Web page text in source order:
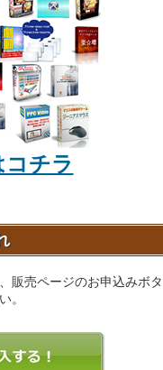
チラ
販売ページのお申込みボタ
。